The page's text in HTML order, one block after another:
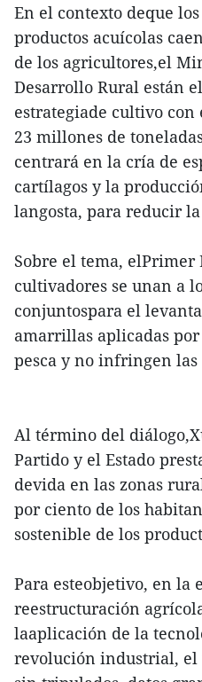
En el contexto deque
productos acuícolas
de los agricultores,el
Desarrollo Rural están
estrategiade cultivo
23 millones de
centrará en la cría de
cartílagos y la
langosta, para reducir
Sobre el tema,
cultivadores se unan a
conjuntospara el
amarrillas aplicadas
pesca y no infringen las
Al término del
Partido y el Estado
devida en las zonas
por ciento de los
sostenible de los
Para esteobjetivo, en la
reestructuración
laaplicación de la
revolución industrial, el